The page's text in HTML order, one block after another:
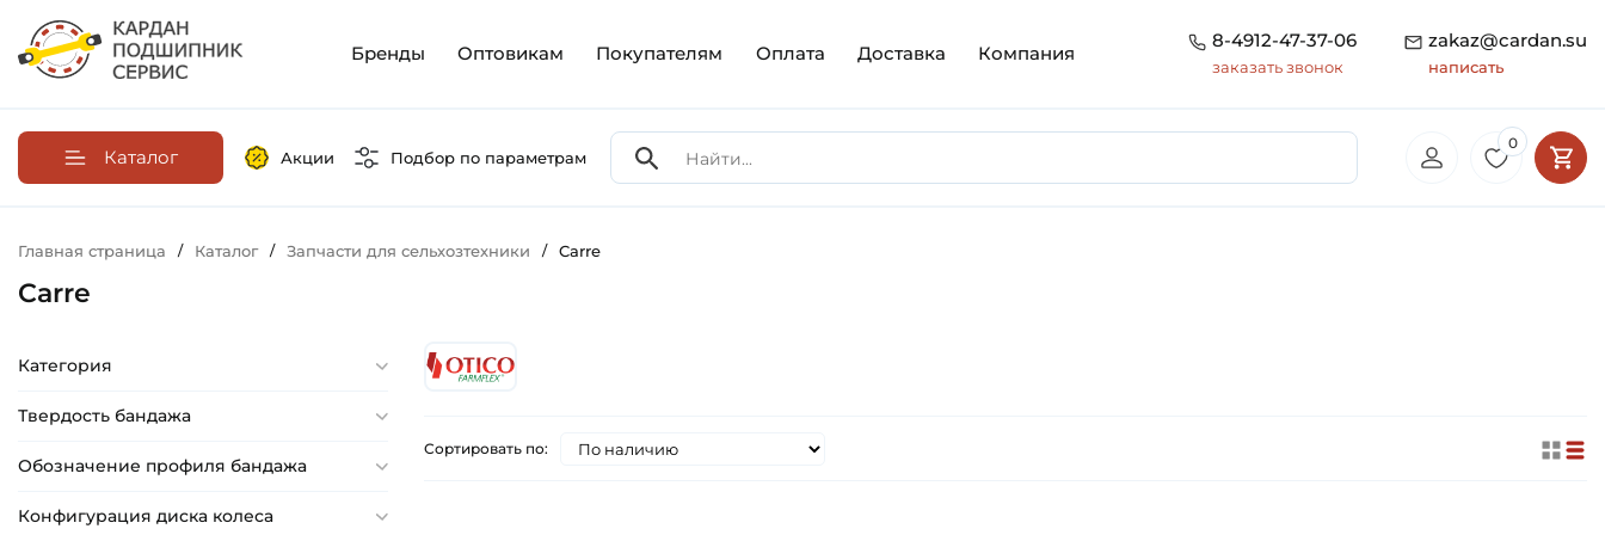
Бренды Оптовикам Покупателям Оплата Доставка Компания
8-4912-47-37-06
заказать звонок
zakaz@cardan.su
написать
Каталог Акции Подбор по параметрам
0
Главная страница / Каталог / Запчасти для сельхозтехники / Carre
Carre
Категория
Твердость бандажа
Обозначение профиля бандажа
Конфигурация диска колеса
Сортировать по: